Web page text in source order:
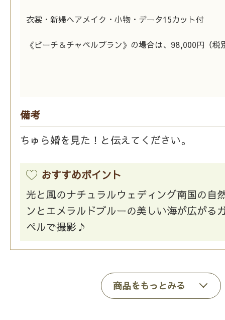
衣裳・新婦ヘアメイク・小物・データ15カット付
《ビーチ＆チャペルプラン》の場合は、98,000円（税
備考
ちゅら婚を見た！と伝えてください。
おすすめポイント
光と風のナチュラルウェディング南国の自
ンとエメラルドブルーの美しい海が広がる
ペルで撮影♪
商品をもっとみる